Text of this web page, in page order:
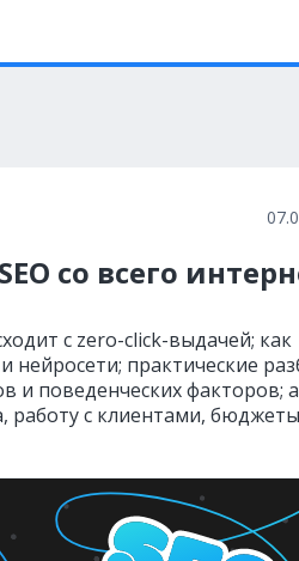
со всего
с zero-click-выдачей; как
нейросети; практические
и поведенческих факторов; а
работу с клиентами,